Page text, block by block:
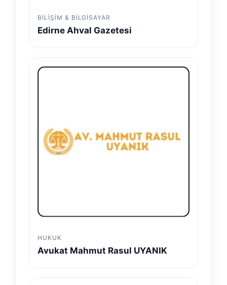
BILIŞIM & BILGISAYAR
Edirne Ahval Gazetesi
HUKUK
Avukat Mahmut Rasul UYANIK